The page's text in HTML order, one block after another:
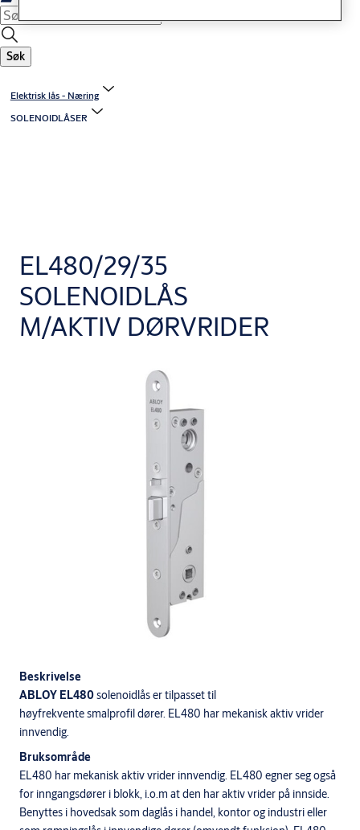
Søk
Elektrisk lås - Næring
SOLENOIDLÅSER
EL480/29/35
SOLENOIDLÅS
M/AKTIV DØRVRIDER
Beskrivelse
ABLOY EL480solenoidlås er tilpasset til
høyfrekvente smalprofil dører. EL480 har mekanisk aktiv vrider
innvendig.
Bruksområde
EL480 har mekanisk aktiv vrider innvendig. EL480 egner seg også
for inngangsdører i blokk, i.o.m at den har aktiv vrider på innside.
Benyttes i hovedsak som daglås i handel, kontor og industri eller